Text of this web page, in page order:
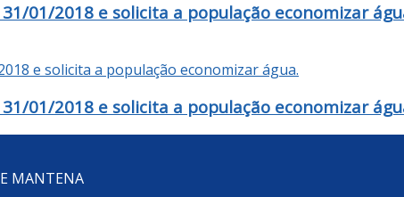
01/2018 e solicita a população economizar
01/2018 e solicita a população economizar
MANTENA